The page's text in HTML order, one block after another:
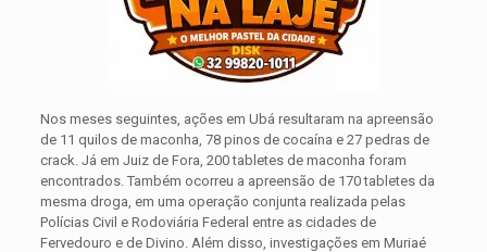
Nos meses seguintes, ações em Ubá resultaram na apreensão
de 11 quilos de maconha, 78 pinos de cocaína e 27 pedras de
crack. Já em Juiz de Fora, 200 tabletes de maconha foram
encontrados. Também ocorreu a apreensão de 170 tabletes da
mesma droga, em uma operação conjunta realizada pelas
Polícias Civil e Rodoviária Federal entre as cidades de
Fervedouro e de Divino. Além disso, investigações em Muriaé